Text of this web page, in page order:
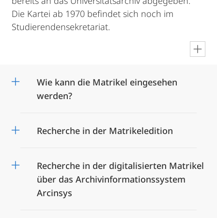
Die Kartei ab 1970 befindet sich noch im
Studierendensekretariat.
Wie kann die Matrikel eingesehen
werden?
Recherche in der Matrikeledition
Recherche in der digitalisierten Matrikel
über das Archivinformationssystem
Arcinsys